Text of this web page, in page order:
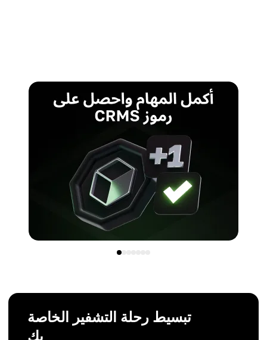
تبسيط رحلة التشفير الخاصة
بك